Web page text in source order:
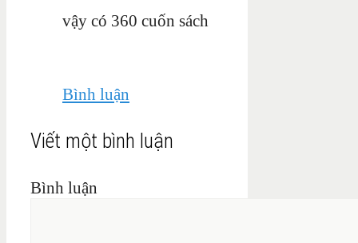
vậy có 360 cuốn sách
Bình luận
Viết một bình luận
Bình luận